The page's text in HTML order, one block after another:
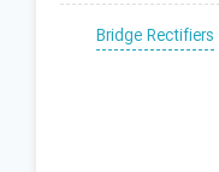
Bridge Rectifiers